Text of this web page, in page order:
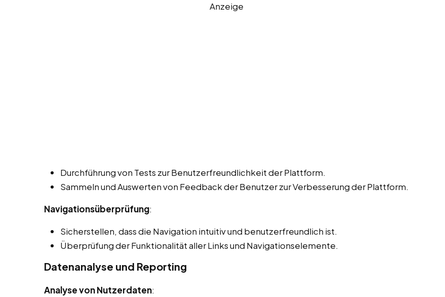
Anzeige
Durchführung von Tests zur Benutzerfreundlichkeit der Plattform.
Sammeln und Auswerten von Feedback der Benutzer zur Verbesserung der Plattform.
Navigationsüberprüfung:
Sicherstellen, dass die Navigation intuitiv und benutzerfreundlich ist.
Überprüfung der Funktionalität aller Links und Navigationselemente.
Datenanalyse und Reporting
Analyse von Nutzerdaten: